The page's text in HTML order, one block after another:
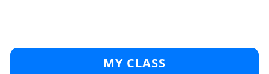
MY CLASS